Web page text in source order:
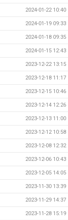
2024-01-22 10:40
2024-01-19 09:33
2024-01-18 09:35
2024-01-15 12:43
2023-12-22 13:15
2023-12-18 11:17
2023-12-15 10:46
2023-12-14 12:26
2023-12-13 11:00
2023-12-12 10:58
2023-12-08 12:32
2023-12-06 10:43
2023-12-05 14:05
2023-11-30 13:39
2023-11-29 14:37
2023-11-28 15:19